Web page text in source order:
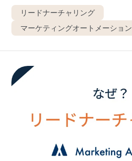
リードナーチャリング
マーケティングオートメーション